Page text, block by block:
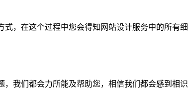
，在这个过程中您会得知网站设计服务中的所有
我们都会力所能及帮助您，相信我们都会感到相